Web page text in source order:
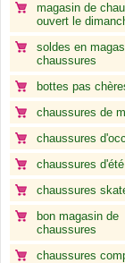
magasin de
ouvert le
soldes en
chaussures
bottes pas
chaussures de
chaussures
chaussures d'été
chaussures
bon magasin de
chaussures
chaussures